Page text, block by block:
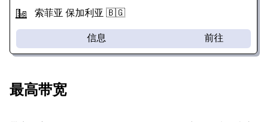
索菲亚 保加利亚 🇧🇬
信息 前往
最高带宽